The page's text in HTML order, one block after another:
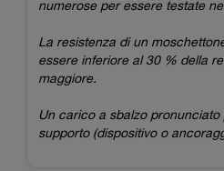
numerose per essere testate
La resistenza di un
essere inferiore al 30 % della
maggiore.
Un carico a sbalzo
supporto (dispositivo o